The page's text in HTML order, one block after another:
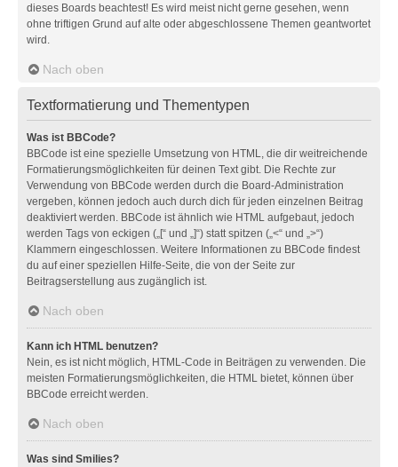
dieses Boards beachtest! Es wird meist nicht gerne gesehen, wenn
ohne triftigen Grund auf alte oder abgeschlossene Themen geantwortet
wird.
Nach oben
Textformatierung und Thementypen
Was ist BBCode?
BBCode ist eine spezielle Umsetzung von HTML, die dir weitreichende
Formatierungsmöglichkeiten für deinen Text gibt. Die Rechte zur
Verwendung von BBCode werden durch die Board-Administration
vergeben, können jedoch auch durch dich für jeden einzelnen Beitrag
deaktiviert werden. BBCode ist ähnlich wie HTML aufgebaut, jedoch
werden Tags von eckigen („[“ und „]“) statt spitzen („<“ und „>“)
Klammern eingeschlossen. Weitere Informationen zu BBCode findest
du auf einer speziellen Hilfe-Seite, die von der Seite zur
Beitragserstellung aus zugänglich ist.
Nach oben
Kann ich HTML benutzen?
Nein, es ist nicht möglich, HTML-Code in Beiträgen zu verwenden. Die
meisten Formatierungsmöglichkeiten, die HTML bietet, können über
BBCode erreicht werden.
Nach oben
Was sind Smilies?